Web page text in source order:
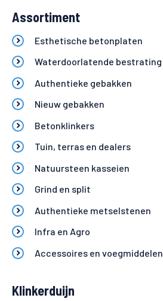
Assortiment
Esthetische betonplaten
Waterdoorlatende bestrating
Authentieke gebakken
Nieuw gebakken
Betonklinkers
Tuin, terras en dealers
Natuursteen kasseien
Grind en split
Authentieke metselstenen
Infra en Agro
Accessoires en voegmiddelen
Klinkerduijn